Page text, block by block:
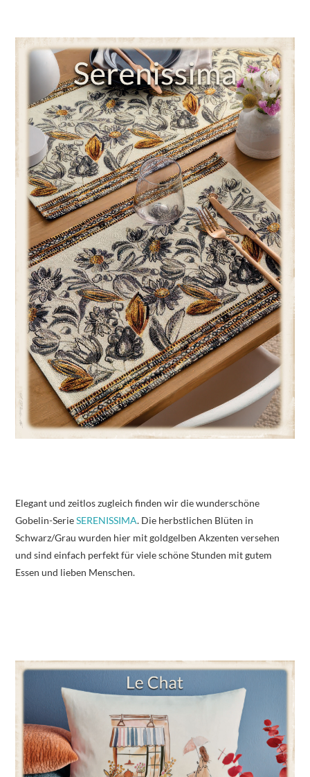
Elegant und zeitlos zugleich finden wir die wunderschöne
Gobelin-SerieSERENISSIMA. Die herbstlichen Blüten in
Schwarz/Grau wurden hier mit goldgelben Akzenten versehen
und sind einfach perfekt für viele schöne Stunden mit gutem
Essen und lieben Menschen.